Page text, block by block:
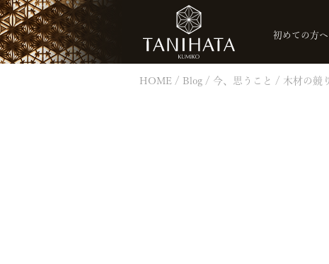
初めての方へ
HOME Blog 今、思うこと 木材の競